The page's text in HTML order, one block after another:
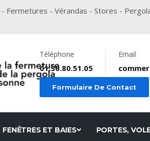
- Fermetures - Vérandas - Stores -
Téléphone
01.30.80.51.05
Email
Formulaire De Contact
FENÊTRES ET BAIES PORTES,